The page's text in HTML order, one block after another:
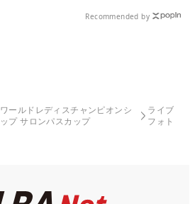
Recommended by
ワールドレディスチャンピオンシ
ップ サロンパスカップ
ライブ
フォト